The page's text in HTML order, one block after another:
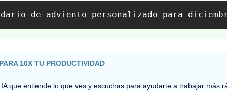
de adviento personalizado para
10X TU PRODUCTIVIDAD
que entiende lo que ves y escuchas para ayudarte a trabajar más